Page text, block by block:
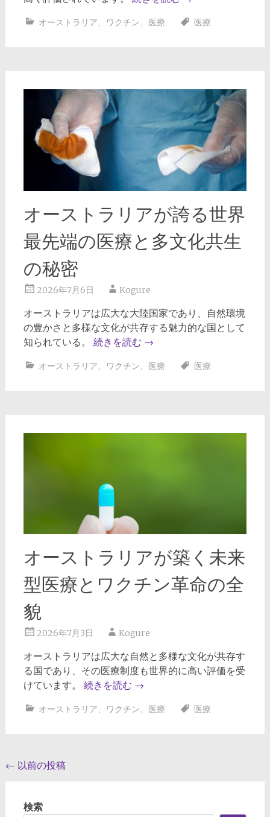
オーストラリア、 ワクチン、 医療 医療
オーストラリアが誇る世界
最先端の医療と多文化共生
の秘密
2026年7月6日 Kogure
オーストラリアは広大な大陸国家であり、自然環境
の豊かさと多様な文化が共存する魅力的な国として
知られている。 続きを読む →
オーストラリア、 ワクチン、 医療 医療
オーストラリアが築く未来
型医療とワクチン革命の全
貌
2026年7月3日 Kogure
オーストラリアは広大な自然と多様な文化が共存す
る国であり、その医療制度も世界的に高い評価を受
けています。 続きを読む →
オーストラリア、 ワクチン、 医療 医療
投
← 以前の投稿
検索